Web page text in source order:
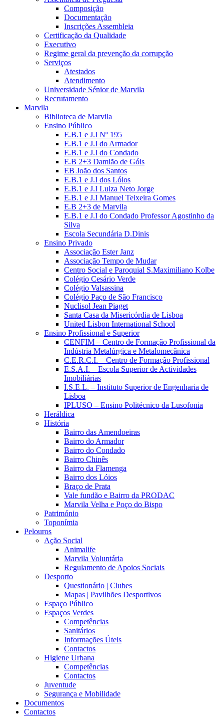
Composição
Documentação
Inscrições Assembleia
Certificação da Qualidade
Executivo
Regime geral da prevenção da corrupção
Serviços
Atestados
Atendimento
Universidade Sénior de Marvila
Recrutamento
Marvila
Biblioteca de Marvila
Ensino Público
E.B.1 e J.I Nº 195
E.B.1 e J.I do Armador
E.B.1 e J.I do Condado
E.B 2+3 Damião de Góis
EB João dos Santos
E.B.1 e J.I dos Lóios
E.B.1 e J.I Luiza Neto Jorge
E.B.1 e J.I Manuel Teixeira Gomes
E.B 2+3 de Marvila
E.B.1 e J.I do Condado Professor Agostinho da
Silva
Escola Secundária D.Dinis
Ensino Privado
Associação Ester Janz
Associação Tempo de Mudar
Centro Social e Paroquial S.Maximiliano Kolbe
Colégio Cesário Verde
Colégio Valsassina
Colégio Paço de São Francisco
Nuclisol Jean Piaget
Santa Casa da Misericórdia de Lisboa
United Lisbon International School
Ensino Profissional e Superior
CENFIM – Centro de Formação Profissional da
Indústria Metalúrgica e Metalomecânica
C.E.R.C.I. – Centro de Formação Profissional
E.S.A.I. – Escola Superior de Actividades
Imobiliárias
I.S.E.L. – Instituto Superior de Engenharia de
Lisboa
IPLUSO – Ensino Politécnico da Lusofonia
Heráldica
História
Bairro das Amendoeiras
Bairro do Armador
Bairro do Condado
Bairro Chinês
Bairro da Flamenga
Bairro dos Lóios
Braço de Prata
Vale fundão e Bairro da PRODAC
Marvila Velha e Poço do Bispo
Património
Toponímia
Pelouros
Ação Social
Animalife
Marvila Voluntária
Regulamento de Apoios Sociais
Desporto
Questionário | Clubes
Mapas | Pavilhões Desportivos
Espaço Público
Espaços Verdes
Competências
Sanitários
Informações Úteis
Contactos
Higiene Urbana
Competências
Contactos
Juventude
Segurança e Mobilidade
Documentos
Contactos